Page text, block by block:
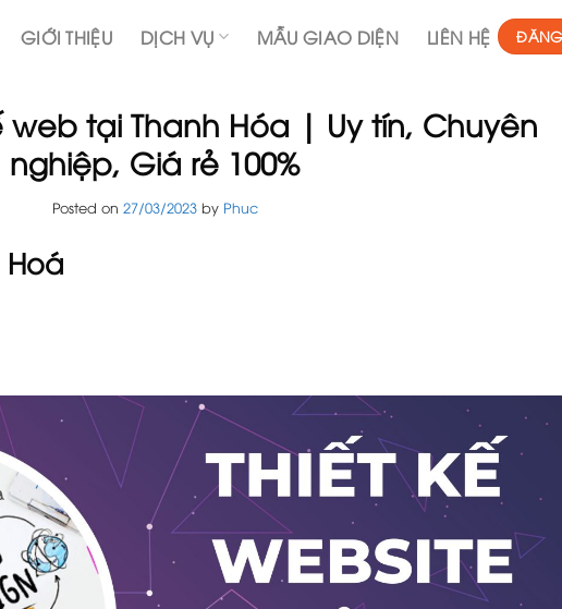
GIỚI THIỆU DỊCH VỤ MẪU GIAO DIỆN LIÊN HỆ
tại Thanh Hóa | Uy tín, Chuyên
nghiệp, Giá rẻ 100%
Posted on 27/03/2023by Phuc
Hoá